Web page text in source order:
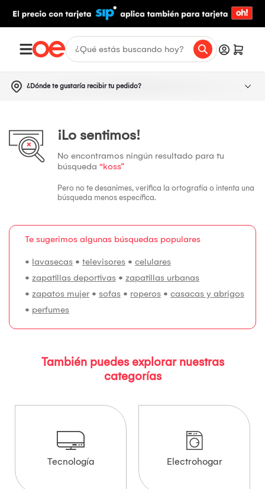
¿Dónde te gustaría recibir tu pedido?
¡Lo sentimos!
No encontramos ningún resultado para tu
búsqueda “koss”
Pero no te desanimes, verifica la ortografía o intenta una
búsqueda menos específica.
Te sugerimos algunas búsquedas populares
• lavasecas • televisores • celulares
• zapatillas deportivas • zapatillas urbanas
• zapatos mujer • sofas • roperos • casacas y abrigos
• perfumes
También puedes explorar nuestras
categorías
Tecnología Electrohogar